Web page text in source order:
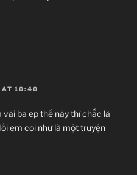
AT 10:40
ba ep thế này thì chắc là
em coi như là một truyện